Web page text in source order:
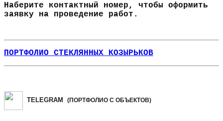
Наберите контактный номер, чтобы оформить
заявку на проведение работ.
ПОРТФОЛИО СТЕКЛЯННЫХ КОЗЫРЬКОВ
TELEGRAM (ПОРТФОЛИО С ОБЪЕКТОВ)